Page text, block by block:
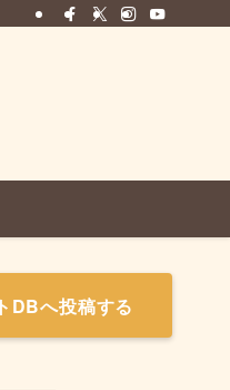
DBへ投稿する